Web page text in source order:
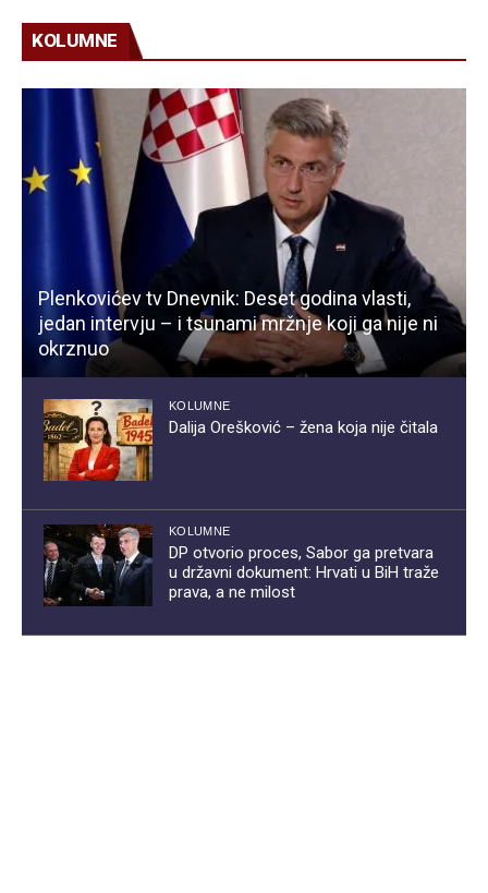
KOLUMNE
Plenkovićev tv Dnevnik: Deset godina vlasti,
jedan intervju – i tsunami mržnje koji ga nije ni
okrznuo
KOLUMNE
Dalija Orešković – žena koja nije čitala
KOLUMNE
DP otvorio proces, Sabor ga pretvara
u državni dokument: Hrvati u BiH traže
prava, a ne milost